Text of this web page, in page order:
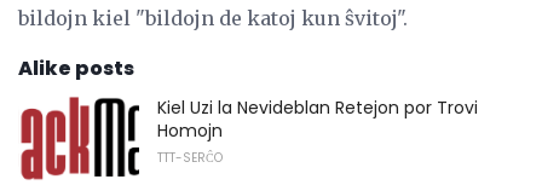
bildojn kiel "bildojn de katoj kun ŝvitoj".
Alike posts
Kiel Uzi la Nevideblan Retejon por Trovi
Homojn
TTT-SERĈO